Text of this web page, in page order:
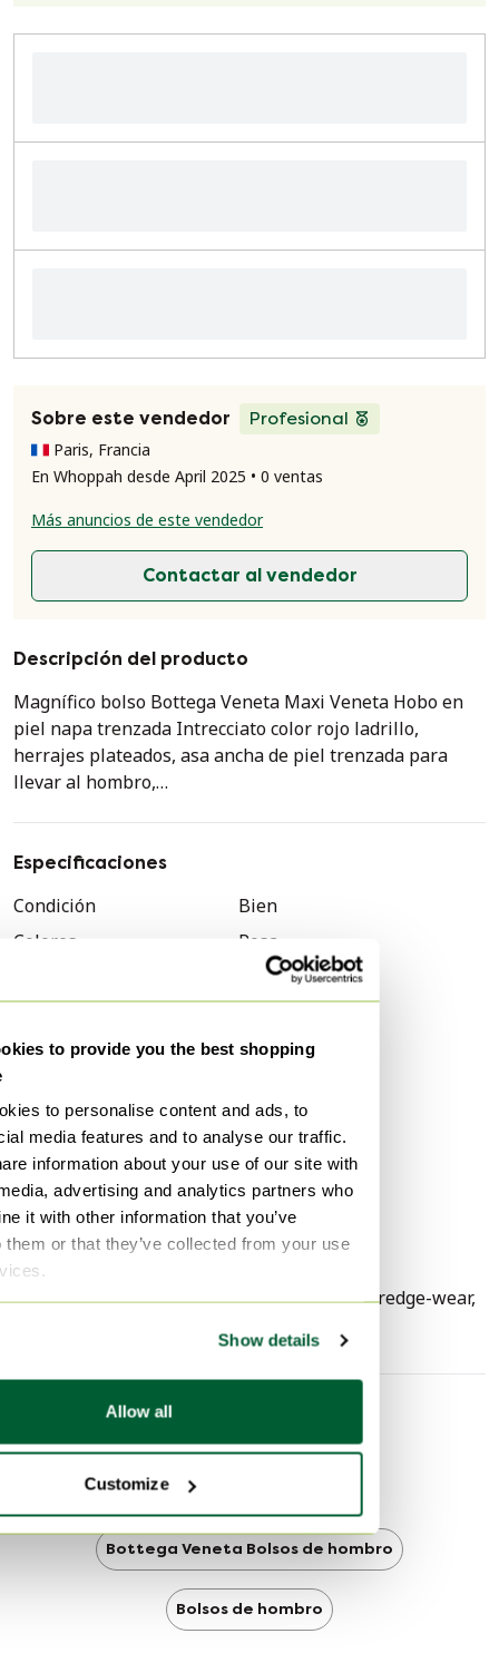
to provide you the best shopping
to personalise content and ads, to
media features and to analyse our traffic.
information about your use of our site with
advertising and analytics partners who
it with other information that you’ve
them or that they’ve collected from your use
Show details
Allow all
Customize
Sobre este vendedor
Profesional
Paris, Francia
En Whoppah desde April 2025 • 0 ventas
Más anuncios de este vendedor
Contactar al vendedor
Descripción del producto
Magnífico bolso Bottega Veneta Maxi Veneta Hobo en
piel napa trenzada Intrecciato color rojo ladrillo,
herrajes plateados, asa ancha de piel trenzada para
llevar al hombro,
abierto,
altura del asa: 19 cm
Dimensiones: 51 x 37 x 5 cm (20 x 14,5 x 2 pulgadas)
Referencia: 103627
Estado general: 6/10
desgaste en la piel (arrugas, desgaste, pátina, pátina en
las esquinas, una tira de piel cortada en la parte
trasera, manchas) y en los ribetes (arañazos).
Especificaciones
Condición
Bien
Colores
Rosa
Piel
Marca
Bottega Veneta
Modelo
Campana
Color del hardware
Plata (SHW)
Altura
37 cm
Anchura
51 cm
Profundidad
Signos de uso
usagesign-corneredge-wear,
Más información
Bottega Veneta
Bottega Veneta Bolsos de hombro
Bolsos de hombro